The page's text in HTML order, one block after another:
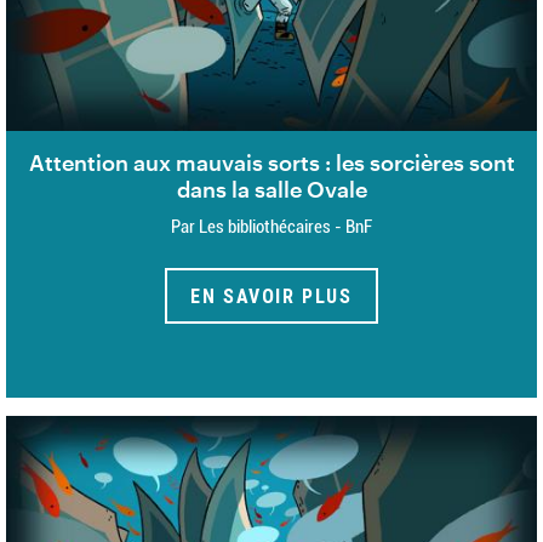
Attention aux mauvais sorts : les sorcières sont
dans la salle Ovale
Par Les bibliothécaires - BnF
EN SAVOIR PLUS